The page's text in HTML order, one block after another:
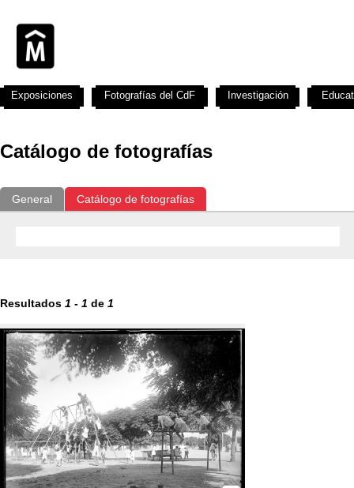
Catálogo de fotografías
General Catálogo de fotografías
Resultados 1 - 1 de 1
Exposiciones Fotografías del CdF Investigación